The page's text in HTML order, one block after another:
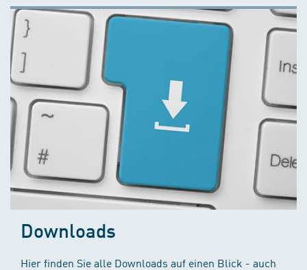
Downloads
Hier finden Sie alle Downloads auf einen Blick - auch